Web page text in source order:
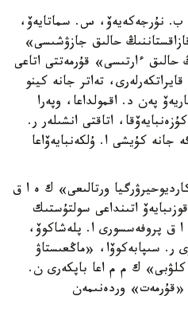
نۇرجەكەيەۆ، س. سماتايەۆ،
حالىق جازۋشىسى»
حالىق ءارتىسى» قۇرمەتتى اتاعى
تەاتر جانە كينو
پەن د. اقمولداعا، وپەرا
اتاقتى انشىلەر ر.
جانە كۇيشى ا. ۇلكەنبايەۆاعا
ورتالىعى» ك ە ا ق
اتىنداعى سولتۇستىك
ق پروفەسسورى ا. پلەشاكوۆ،
سىپابەكوۆا، «ماڭعىستاۋ
ك م م اعا باپكەرى ن.
«قۇرمەت» وردەنىمەن